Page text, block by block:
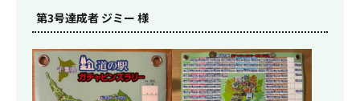
第3号達成者 ジミー 様